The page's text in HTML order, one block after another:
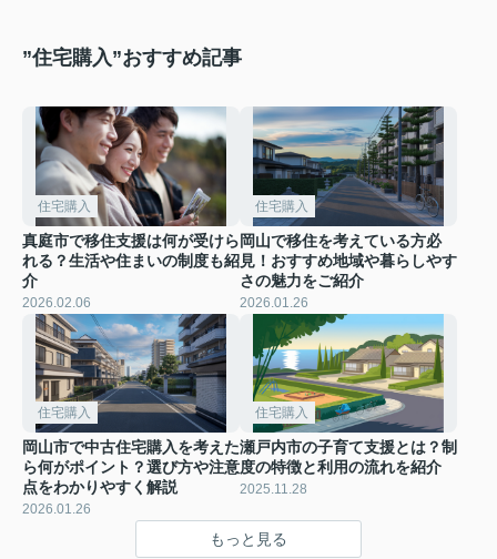
”住宅購入”おすすめ記事
住宅購入
真庭市で移住支援は何が受けら
れる？生活や住まいの制度も紹
介
2026.02.06
住宅購入
岡山で移住を考えている方必
見！おすすめ地域や暮らしやす
さの魅力をご紹介
2026.01.26
住宅購入
岡山市で中古住宅購入を考えた
ら何がポイント？選び方や注意
点をわかりやすく解説
2026.01.26
住宅購入
瀬戸内市の子育て支援とは？制
度の特徴と利用の流れを紹介
2025.11.28
もっと見る